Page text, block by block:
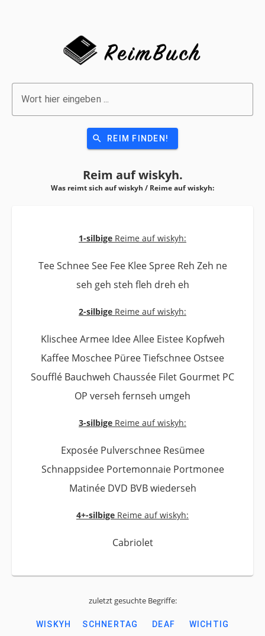
Wort hier eingeben ...
search REIM FINDEN!
Reim aufwiskyh.
Was reimt sich auf wiskyh / Reime aufwiskyh:
1-silbige Reime auf wiskyh:
Tee Schnee See Fee Klee Spree Reh Zeh ne
seh geh steh fleh dreh eh
2-silbige Reime auf wiskyh:
Klischee Armee Idee Allee Eistee Kopfweh
Kaffee Moschee Püree Tiefschnee Ostsee
Soufflé Bauchweh Chaussée Filet Gourmet PC
OP verseh fernseh umgeh
3-silbige Reime auf wiskyh:
Exposée Pulverschnee Resümee
Schnappsidee Portemonnaie Portmonee
Matinée DVD BVB wiederseh
4+-silbige Reime auf wiskyh:
Cabriolet
zuletzt gesuchte Begriffe:
WISKYH SCHNERTAG DEAF WICHTIG